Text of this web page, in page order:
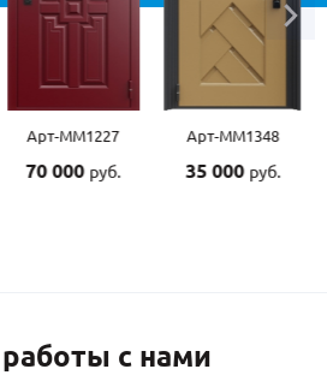
руб.
Арт-ММ1348
35 000 руб.
с нами